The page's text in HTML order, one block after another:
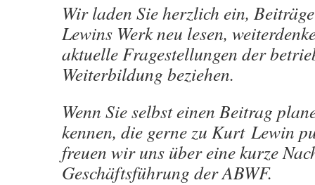
Wir laden Sie herzlich ein,
Lewins Werk neu lesen,
aktuelle Fragestellungen der
Weiterbildung beziehen.
Wenn Sie selbst einen Beitrag
kennen, die gerne zu Kurt Lewin
freuen wir uns über eine kurze
Geschäftsführung der ABWF.